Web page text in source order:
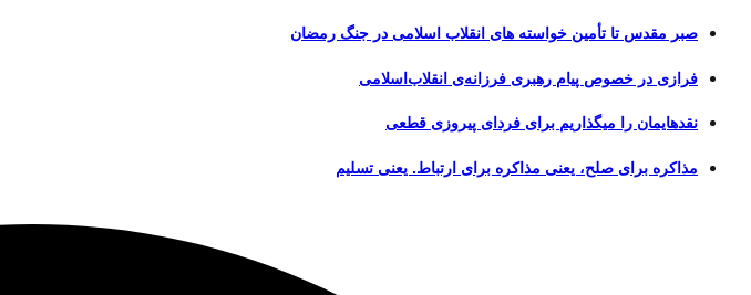
صبر مقدس تا تأمین خواسته های انقلاب اسلامی در جنگ رمضان
فرازی در خصوص پیام رهبری فرزانه‌ی انقلاب‌اسلامی
نقدهایمان را میگذاریم برای فردای پیروزی قطعی
مذاکره برای صلح، یعنی مذاکره برای ارتباط. یعنی تسلیم